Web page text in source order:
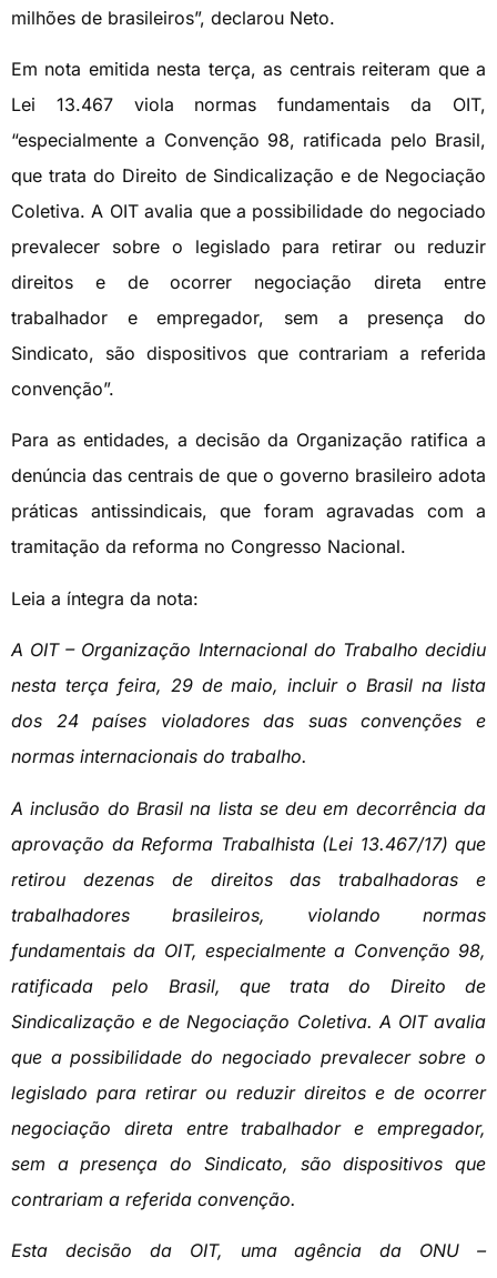
milhões de brasileiros”, declarou Neto.
Em nota emitida nesta terça, as centrais reiteram que a
Lei 13.467 viola normas fundamentais da OIT,
“especialmente a Convenção 98, ratificada pelo Brasil,
que trata do Direito de Sindicalização e de Negociação
Coletiva. A OIT avalia que a possibilidade do negociado
prevalecer sobre o legislado para retirar ou reduzir
direitos e de ocorrer negociação direta entre
trabalhador e empregador, sem a presença do
Sindicato, são dispositivos que contrariam a referida
convenção”.
Para as entidades, a decisão da Organização ratifica a
denúncia das centrais de que o governo brasileiro adota
práticas antissindicais, que foram agravadas com a
tramitação da reforma no Congresso Nacional.
Leia a íntegra da nota:
A OIT – Organização Internacional do Trabalho decidiu
nesta terça feira, 29 de maio, incluir o Brasil na lista
dos 24 países violadores das suas convenções e
normas internacionais do trabalho.
A inclusão do Brasil na lista se deu em decorrência da
aprovação da Reforma Trabalhista (Lei 13.467/17) que
retirou dezenas de direitos das trabalhadoras e
trabalhadores brasileiros, violando normas
fundamentais da OIT, especialmente a Convenção 98,
ratificada pelo Brasil, que trata do Direito de
Sindicalização e de Negociação Coletiva. A OIT avalia
que a possibilidade do negociado prevalecer sobre o
legislado para retirar ou reduzir direitos e de ocorrer
negociação direta entre trabalhador e empregador,
sem a presença do Sindicato, são dispositivos que
contrariam a referida convenção.
Esta decisão da OIT, uma agência da ONU –